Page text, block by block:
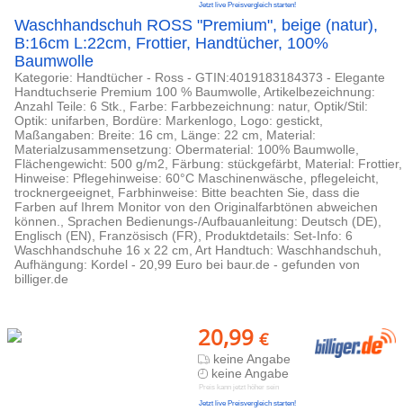
Jetzt live Preisvergleich starten!
Waschhandschuh ROSS "Premium", beige (natur),
B:16cm L:22cm, Frottier, Handtücher, 100%
Baumwolle
Kategorie: Handtücher - Ross - GTIN:4019183184373 - Elegante
Handtuchserie Premium 100 % Baumwolle, Artikelbezeichnung:
Anzahl Teile: 6 Stk., Farbe: Farbbezeichnung: natur, Optik/Stil:
Optik: unifarben, Bordüre: Markenlogo, Logo: gestickt,
Maßangaben: Breite: 16 cm, Länge: 22 cm, Material:
Materialzusammensetzung: Obermaterial: 100% Baumwolle,
Flächengewicht: 500 g/m2, Färbung: stückgefärbt, Material: Frottier,
Hinweise: Pflegehinweise: 60°C Maschinenwäsche, pflegeleicht,
trocknergeeignet, Farbhinweise: Bitte beachten Sie, dass die
Farben auf Ihrem Monitor von den Originalfarbtönen abweichen
können., Sprachen Bedienungs-/Aufbauanleitung: Deutsch (DE),
Englisch (EN), Französisch (FR), Produktdetails: Set-Info: 6
Waschhandschuhe 16 x 22 cm, Art Handtuch: Waschhandschuh,
Aufhängung: Kordel - 20,99 Euro bei baur.de - gefunden von
billiger.de
20,99 €
keine Angabe
keine Angabe
Preis kann jetzt höher sein
Jetzt live Preisvergleich starten!